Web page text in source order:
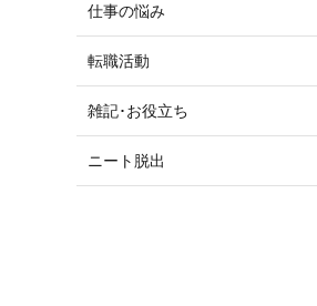
仕事の悩み
転職活動
雑記･お役立ち
ニート脱出